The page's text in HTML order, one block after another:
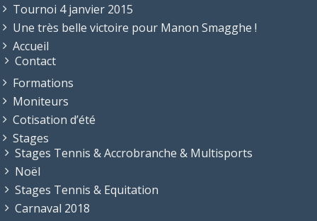
Tournoi 4 janvier 2015
Une très belle victoire pour Manon Smagghe !
Accueil
Contact
Formations
Moniteurs
Cotisation d’été
Stages
Stages Tennis & Accrobranche & Multisports
Noël
Stages Tennis & Equitation
Carnaval 2018